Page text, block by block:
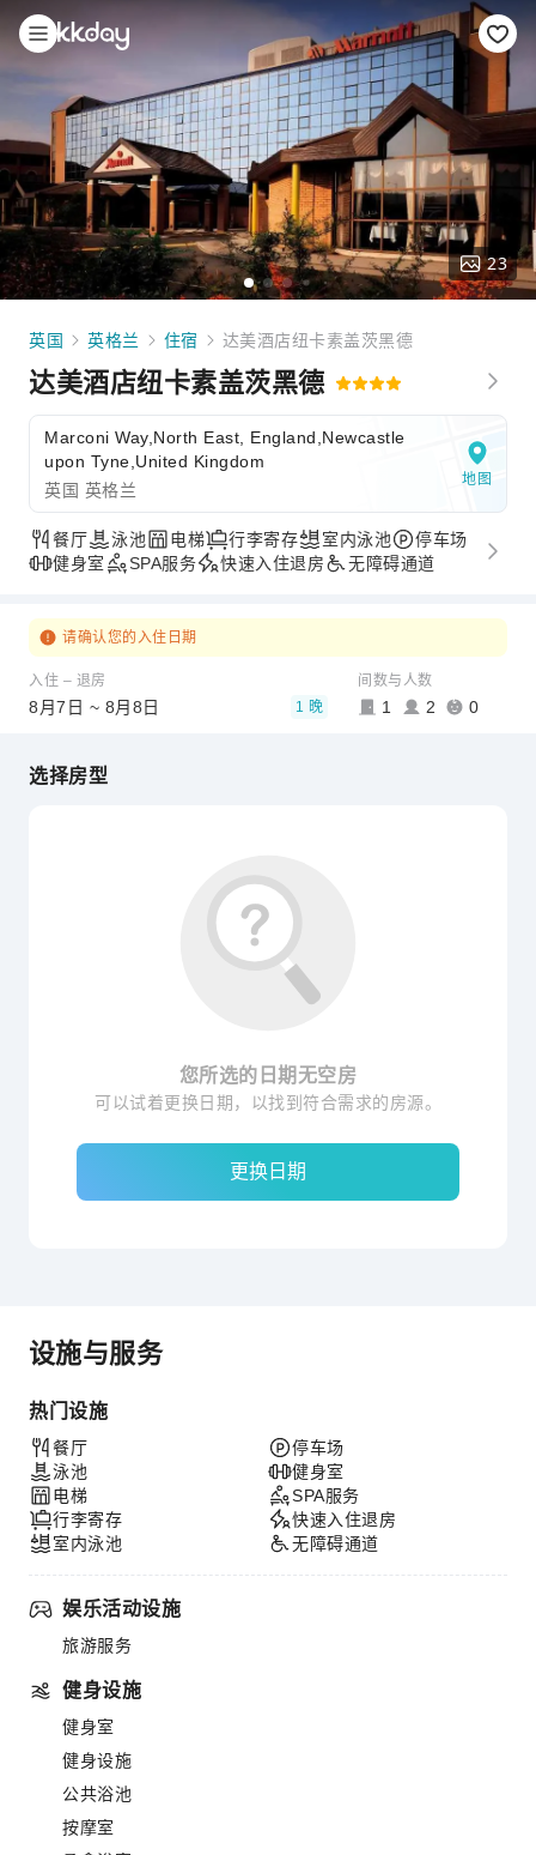
23
英国 英格兰 住宿 达美酒店纽卡素盖茨黑德
达美酒店纽卡素盖茨黑德
Marconi Way,North East, England,Newcastle
upon Tyne,United Kingdom
英国 英格兰
地图
餐厅 泳池 电梯 行李寄存 室内泳池
停车场
健身室
SPA服务 快速入住退房 无障碍通道
请确认您的入住日期
入住 – 退房
8月7日 ~ 8月8日 1 晚
间数与人数
1 2 0
选择房型
您所选的日期无空房
可以试着更换日期，以找到符合需求的房源。
更换日期
设施与服务
热门设施
餐厅
泳池
电梯
行李寄存
室内泳池
停车场
健身室
SPA服务
快速入住退房
无障碍通道
娱乐活动设施
旅游服务
健身设施
健身室
健身设施
公共浴池
按摩室